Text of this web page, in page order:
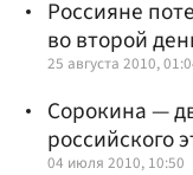
Россияне
во второй
25 августа 2010,
Сорокина —
российского
04 июля 2010, 10:50